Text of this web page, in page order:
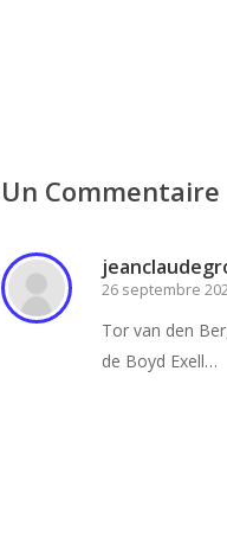
Un Commentaire
26 septembre
Tor van den
de Boyd Exell…